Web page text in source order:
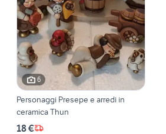
6
Personaggi Presepe e arredi in
ceramica Thun
18 €